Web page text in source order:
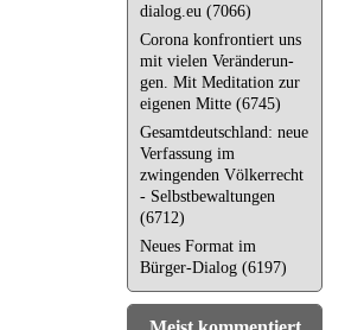
dialog.eu (7066)
Corona kon­fron­tiert uns
mit vielen Ver­än­de­run­
gen. Mit Meditation zur
eigenen Mitte (6745)
Gesamtdeutschland: neue
Verfassung im
zwingenden Völkerrecht
- Selbstbewaltungen
(6712)
Neues Format im
Bürger-Dialog (6197)